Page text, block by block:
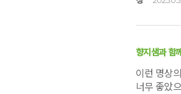
향지샘과 함
이런 명상
너무 좋았